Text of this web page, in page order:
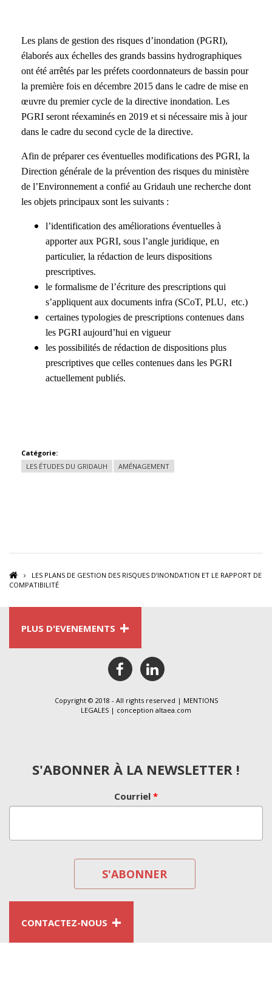
Les plans de gestion des risques d’inondation (PGRI),
élaborés aux échelles des grands bassins hydrographiques
ont été arrêtés par les préfets coordonnateurs de bassin pour
la première fois en décembre 2015 dans le cadre de mise en
œuvre du premier cycle de la directive inondation. Les
PGRI seront réexaminés en 2019 et si nécessaire mis à jour
dans le cadre du second cycle de la directive.
Afin de préparer ces éventuelles modifications des PGRI, la
Direction générale de la prévention des risques du ministère
de l’Environnement a confié au Gridauh une recherche dont
les objets principaux sont les suivants :
l’identification des améliorations éventuelles à
apporter aux PGRI, sous l’angle juridique, en
particulier, la rédaction de leurs dispositions
prescriptives.
le formalisme de l’écriture des prescriptions qui
s’appliquent aux documents infra (SCoT, PLU, etc.)
certaines typologies de prescriptions contenues dans
les PGRI aujourd’hui en vigueur
les possibilités de rédaction de dispositions plus
prescriptives que celles contenues dans les PGRI
actuellement publiés.
Catégorie:
LES ÉTUDES DU GRIDAUH
AMÉNAGEMENT
LES PLANS DE GESTION DES RISQUES D’INONDATION ET LE RAPPORT DE
COMPATIBILITÉ
PLUS D'EVENEMENTS +
facebooklinkedin
Copyright © 2018 - All rights reserved | MENTIONS
LEGALES | conception altaea.com
S'ABONNER À LA NEWSLETTER !
Courriel *
CONTACTEZ-NOUS +